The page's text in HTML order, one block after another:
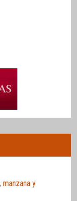
manzana y